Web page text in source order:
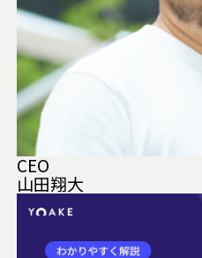
CEO
山田翔大